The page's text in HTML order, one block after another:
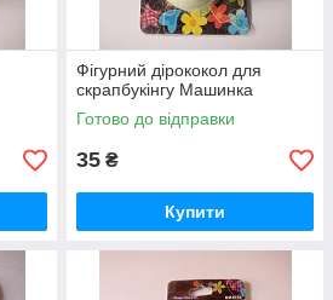
Фігурний дірококол для
скрапбукінгу Машинка
Готово до відправки
35 ₴
Купити